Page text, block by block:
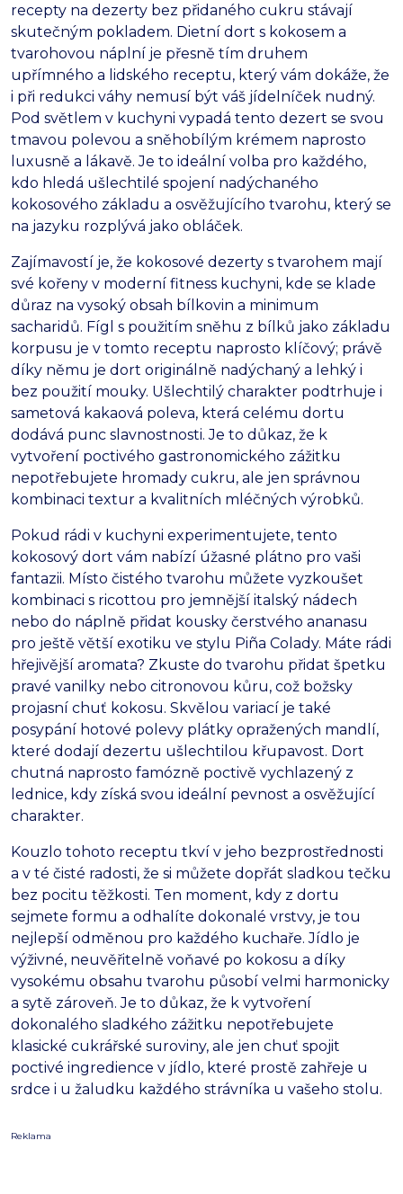
recepty na dezerty bez přidaného cukru stávají
skutečným pokladem. Dietní dort s kokosem a
tvarohovou náplní je přesně tím druhem
upřímného a lidského receptu, který vám dokáže, že
i při redukci váhy nemusí být váš jídelníček nudný.
Pod světlem v kuchyni vypadá tento dezert se svou
tmavou polevou a sněhobílým krémem naprosto
luxusně a lákavě. Je to ideální volba pro každého,
kdo hledá ušlechtilé spojení nadýchaného
kokosového základu a osvěžujícího tvarohu, který se
na jazyku rozplývá jako obláček.
Zajímavostí je, že kokosové dezerty s tvarohem mají
své kořeny v moderní fitness kuchyni, kde se klade
důraz na vysoký obsah bílkovin a minimum
sacharidů. Fígl s použitím sněhu z bílků jako základu
korpusu je v tomto receptu naprosto klíčový; právě
díky němu je dort originálně nadýchaný a lehký i
bez použití mouky. Ušlechtilý charakter podtrhuje i
sametová kakaová poleva, která celému dortu
dodává punc slavnostnosti. Je to důkaz, že k
vytvoření poctivého gastronomického zážitku
nepotřebujete hromady cukru, ale jen správnou
kombinaci textur a kvalitních mléčných výrobků.
Pokud rádi v kuchyni experimentujete, tento
kokosový dort vám nabízí úžasné plátno pro vaši
fantazii. Místo čistého tvarohu můžete vyzkoušet
kombinaci s ricottou pro jemnější italský nádech
nebo do náplně přidat kousky čerstvého ananasu
pro ještě větší exotiku ve stylu Piña Colady. Máte rádi
hřejivější aromata? Zkuste do tvarohu přidat špetku
pravé vanilky nebo citronovou kůru, což božsky
projasní chuť kokosu. Skvělou variací je také
posypání hotové polevy plátky opražených mandlí,
které dodají dezertu ušlechtilou křupavost. Dort
chutná naprosto famózně poctivě vychlazený z
lednice, kdy získá svou ideální pevnost a osvěžující
charakter.
Kouzlo tohoto receptu tkví v jeho bezprostřednosti
a v té čisté radosti, že si můžete dopřát sladkou tečku
bez pocitu těžkosti. Ten moment, kdy z dortu
sejmete formu a odhalíte dokonalé vrstvy, je tou
nejlepší odměnou pro každého kuchaře. Jídlo je
výživné, neuvěřitelně voňavé po kokosu a díky
vysokému obsahu tvarohu působí velmi harmonicky
a sytě zároveň. Je to důkaz, že k vytvoření
dokonalého sladkého zážitku nepotřebujete
klasické cukrářské suroviny, ale jen chuť spojit
poctivé ingredience v jídlo, které prostě zahřeje u
srdce i u žaludku každého strávníka u vašeho stolu.
Reklama